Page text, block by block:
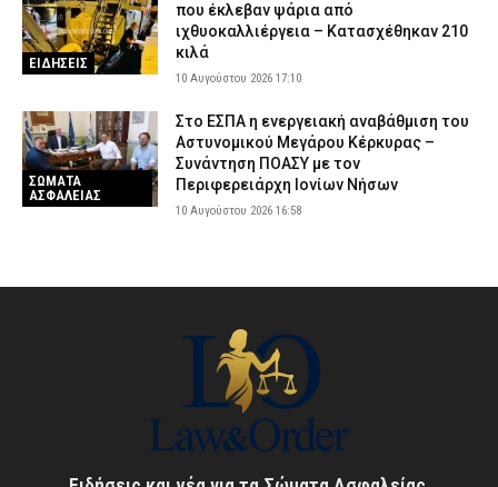
ΕΙΔΗΣΕΙΣ
που έκλεβαν ψάρια από
ιχθυοκαλλιέργεια – Κατασχέθηκαν 210
κιλά
10 Αυγούστου 2026 17:10
ΣΩΜΑΤΑ
ΑΣΦΑΛΕΙΑΣ
Στο ΕΣΠΑ η ενεργειακή αναβάθμιση του
Αστυνομικού Μεγάρου Κέρκυρας –
Συνάντηση ΠΟΑΣΥ με τον
Περιφερειάρχη Ιονίων Νήσων
10 Αυγούστου 2026 16:58